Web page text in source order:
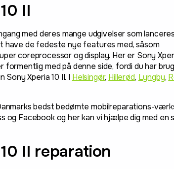
II
med deres mange udgivelser som
have de fedeste nye features med, såsom
coreprocessor og display. Her er Sony
formentlig med på denne side, fordi du har
Xperia 10 II. I Helsingør, Hillerød, Lyngby,
bedst bedømte mobilreparations-
og Facebook og her kan vi hjælpe dig med en
II reparation